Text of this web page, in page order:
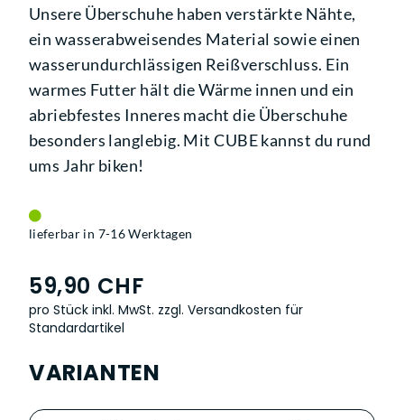
Unsere Überschuhe haben verstärkte Nähte,
ein wasserabweisendes Material sowie einen
wasserundurchlässigen Reißverschluss. Ein
warmes Futter hält die Wärme innen und ein
abriebfestes Inneres macht die Überschuhe
besonders langlebig. Mit CUBE kannst du rund
ums Jahr biken!
lieferbar in 7-16 Werktagen
59,90 CHF
pro Stück inkl. MwSt. zzgl. Versandkosten für
Standardartikel
VARIANTEN